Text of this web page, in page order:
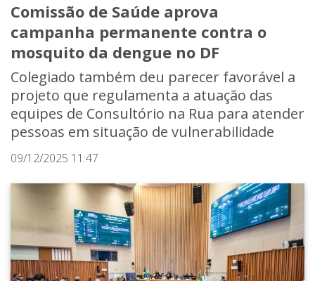
Comissão de Saúde aprova
campanha permanente contra o
mosquito da dengue no DF
Colegiado também deu parecer favorável a
projeto que regulamenta a atuação das
equipes de Consultório na Rua para atender
pessoas em situação de vulnerabilidade
09/12/2025 11:47